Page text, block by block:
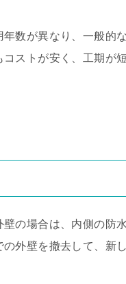
数が異なり、一般的
ストが安く、工期が
の場合は、内側の防
外壁を撤去して、新